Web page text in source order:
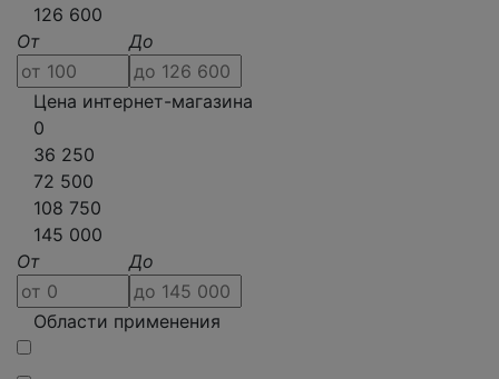
126 600
От
До
Цена интернет-магазина
0
36 250
72 500
108 750
145 000
От
До
Области применения